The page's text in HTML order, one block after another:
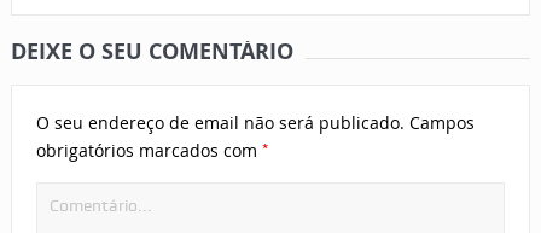
DEIXE O SEU COMENTÁRIO
O seu endereço de email não será publicado. Campos
obrigatórios marcados com *